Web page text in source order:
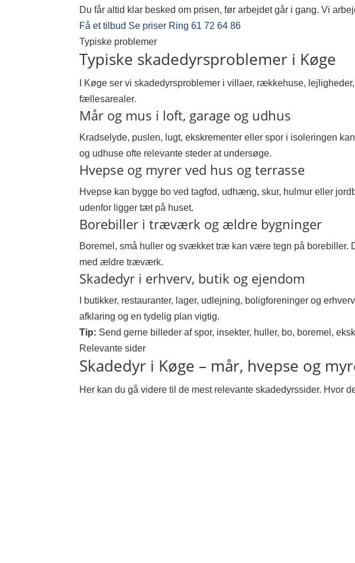
Du får altid klar besked om prisen, før arbejdet går i gang. Vi
Få et tilbud Se priser Ring 61 72 64 86
Typiske problemer
Typiske skadedyrsproblemer i Køge
I Køge ser vi skadedyrsproblemer i villaer, rækkehuse,
fællesarealer.
Mår og mus i loft, garage og udhus
Kradselyde, puslen, lugt, ekskrementer eller spor i isoleringen
og udhuse ofte relevante steder at undersøge.
Hvepse og myrer ved hus og terrasse
Hvepse kan bygge bo ved tagfod, udhæng, skur, hulmur eller
udenfor ligger tæt på huset.
Borebiller i træværk og ældre bygninger
Boremel, små huller og svækket træ kan være tegn på
med ældre træværk.
Skadedyr i erhverv, butik og ejendom
I butikker, restauranter, lager, udlejning, boligforeninger og
afklaring og en tydelig plan vigtig.
Tip: Send gerne billeder af spor, insekter, huller, bo, boremel,
Relevante sider
Skadedyr i Køge – mår, hvepse og
Her kan du gå videre til de mest relevante skadedyrssider. Hvor